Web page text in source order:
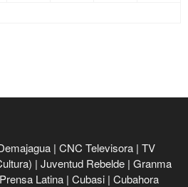
| CNC Televisora | TV
| Juventud Rebelde | Granma
Prensa Latina | Cubasi | Cubahora